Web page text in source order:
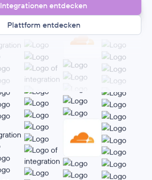
Integrationen entdecken
Plattform entdecken